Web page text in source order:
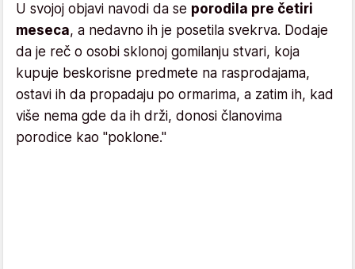
U svojoj objavi navodi da se porodila pre četiri
meseca, a nedavno ih je posetila svekrva. Dodaje
da je reč o osobi sklonoj gomilanju stvari, koja
kupuje beskorisne predmete na rasprodajama,
ostavi ih da propadaju po ormarima, a zatim ih, kad
više nema gde da ih drži, donosi članovima
porodice kao "poklone."